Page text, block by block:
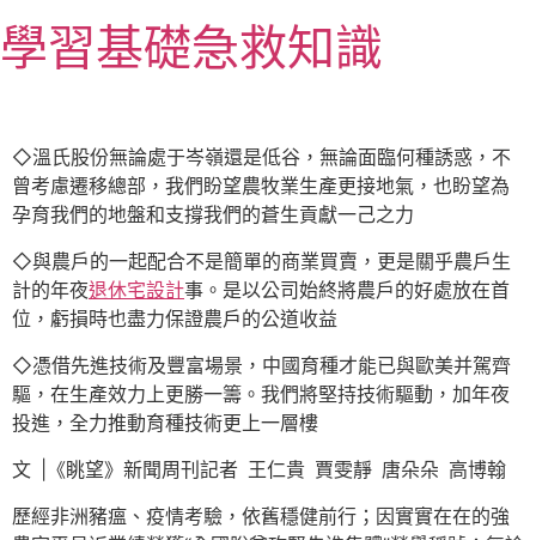
至
主
容
學習基礎急救知識
◇溫氏股份無論處于岑嶺還是低谷，無論面臨何種誘惑，不
曾考慮遷移總部，我們盼望農牧業生產更接地氣，也盼望為
孕育我們的地盤和支撐我們的蒼生貢獻一己之力
◇與農戶的一起配合不是簡單的商業買賣，更是關乎農戶生
計的年夜退休宅設計事。是以公司始終將農戶的好處放在首
位，虧損時也盡力保證農戶的公道收益
◇憑借先進技術及豐富場景，中國育種才能已與歐美并駕齊
驅，在生產效力上更勝一籌。我們將堅持技術驅動，加年夜
投進，全力推動育種技術更上一層樓
文 |《眺望》新聞周刊記者 王仁貴 賈雯靜 唐朵朵 高博翰
歷經非洲豬瘟、疫情考驗，依舊穩健前行；因實實在在的強